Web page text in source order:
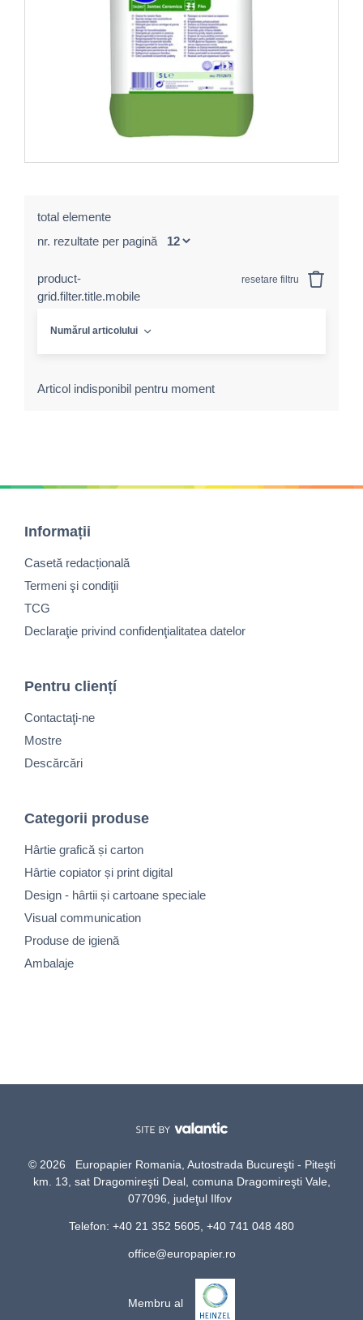
total elemente
nr. rezultate per pagină
product-
grid.filter.title.mobile
resetare filtru
Numărul articolului
Articol indisponibil pentru moment
Informații
Casetă redacțională
Termeni şi condiţii
TCG
Declaraţie privind confidenţialitatea datelor
Pentru cliențí
Contactaţi-ne
Mostre
Descărcări
Categorii produse
Hârtie grafică și carton
Hârtie copiator și print digital
Design - hârtii și cartoane speciale
Visual communication
Produse de igienă
Ambalaje
© 2026 Europapier Romania, Autostrada Bucureşti - Piteşti
km. 13, sat Dragomireşti Deal, comuna Dragomireşti Vale,
077096, judeţul Ilfov
Telefon: +40 21 352 5605, +40 741 048 480
office@europapier.ro
Membru al